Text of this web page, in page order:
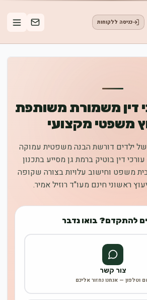
כניסה ללקוחות
דין משמורת משותפת
משפטי מקצועי
ילדים דורשת הבנה משפטית עמוקה
דין בוטיק ברמת גן מסייע בתכנון
משפט וחישוב עלויות בצורה שקופה
ראשוני חינם מעו"ד רוזיל אמיר.
להתקדם? בואו נדבר
צור קשר
וטלפון — אנחנו נחזור אליכם